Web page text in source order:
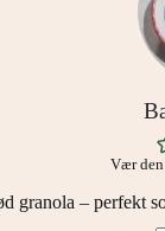
Vær
granola – perfekt